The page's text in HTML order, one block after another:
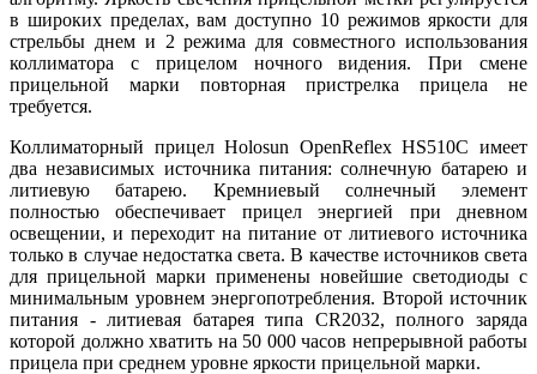
в широких пределах, вам доступно 10 режимов яркости для
стрельбы днем и 2 режима для совместного использования
коллиматора с прицелом ночного видения. При смене
прицельной марки повторная пристрелка прицела не
требуется.
Коллиматорный прицел Holosun OpenReflex HS510C имеет
два независимых источника питания: солнечную батарею и
литиевую батарею. Кремниевый солнечный элемент
полностью обеспечивает прицел энергией при дневном
освещении, и переходит на питание от литиевого источника
только в случае недостатка света. В качестве источников света
для прицельной марки применены новейшие светодиоды с
минимальным уровнем энергопотребления. Второй источник
питания - литиевая батарея типа CR2032, полного заряда
которой должно хватить на 50 000 часов непрерывной работы
прицела при среднем уровне яркости прицельной марки.